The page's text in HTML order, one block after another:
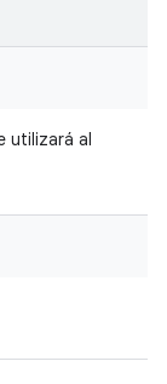
utilizará al